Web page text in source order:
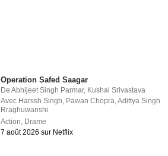
Operation Safed Saagar
DeAbhijeet Singh Parmar, Kushal Srivastava
Avec Harssh Singh, Pawan Chopra,Adittya Singh
Rraghuwanshi
Action, Drame
7 août 2026 sur Netflix